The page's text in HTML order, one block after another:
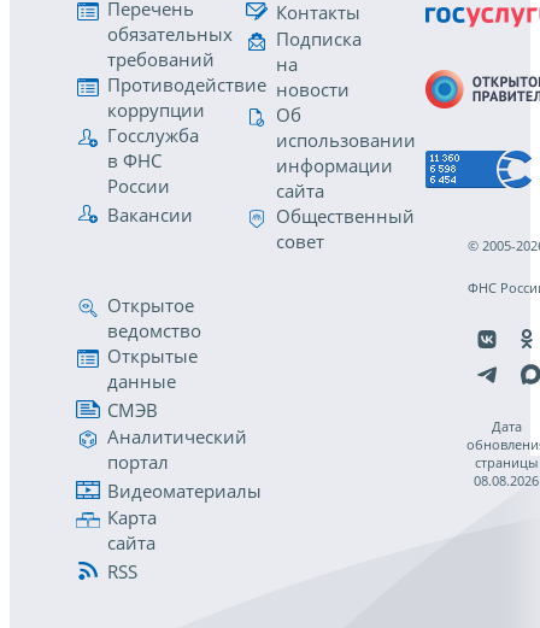
Перечень
обязательных
требований
Противодействие
коррупции
Госслужба
в ФНС
России
Вакансии
Контакты
Подписка
на
новости
Об
использовании
информации
сайта
Общественный
совет
Открытое
ведомство
Открытые
данные
СМЭВ
Аналитический
портал
Видеоматериалы
Карта
сайта
RSS
© 2005-
ФНС
Дата
страницы
08.08.2026